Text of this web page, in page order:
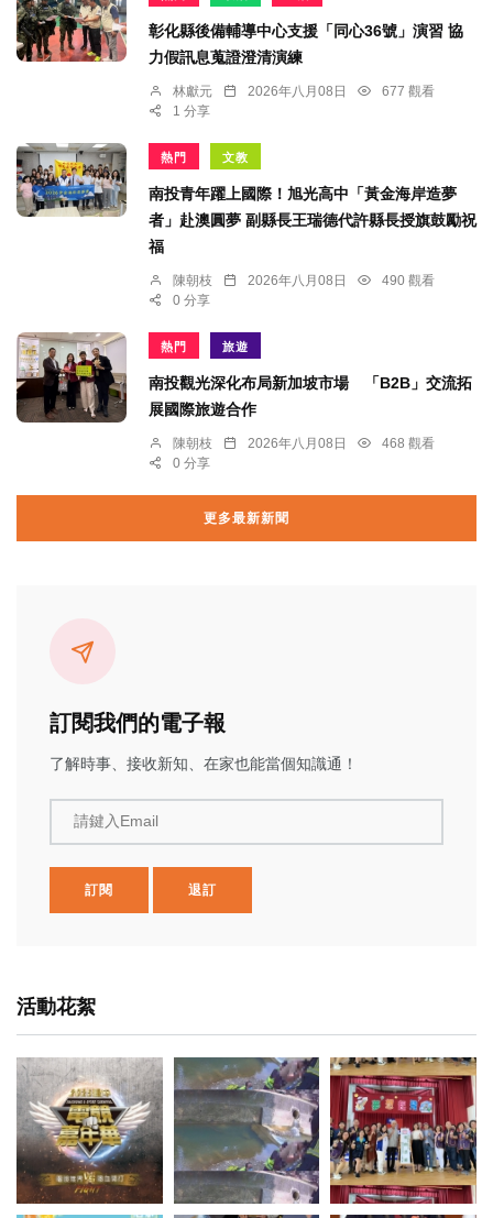
彰化縣後備輔導中心支援「同心36號」演習 協
力假訊息蒐證澄清演練
林獻元 2026年八月08日
677 觀看
1 分享
熱門 文教
南投青年躍上國際！旭光高中「黃金海岸造夢
者」赴澳圓夢 副縣長王瑞德代許縣長授旗鼓勵祝
福
陳朝枝 2026年八月08日
490 觀看
0 分享
熱門 旅遊
南投觀光深化布局新加坡市場 「B2B」交流拓
展國際旅遊合作
陳朝枝 2026年八月08日
468 觀看
0 分享
更多最新新聞
訂閱我們的電子報
了解時事、接收新知、在家也能當個知識通！
請鍵入Email
訂閱 退訂
活動花絮